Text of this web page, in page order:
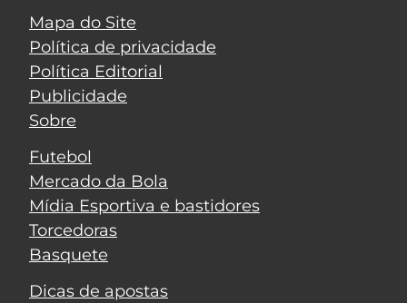
Mapa do Site
Política de privacidade
Política Editorial
Publicidade
Sobre
Futebol
Mercado da Bola
Mídia Esportiva e bastidores
Torcedoras
Basquete
Dicas de apostas